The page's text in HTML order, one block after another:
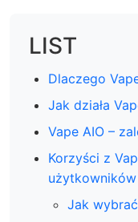
LIST
Dlaczego
Jak działa
Vape AIO –
Korzyści z
użytkowników
Jak